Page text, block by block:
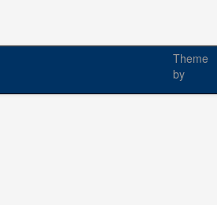
Theme
by